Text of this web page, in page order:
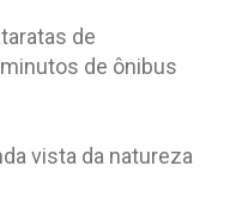
de
de ônibus
vista da natureza